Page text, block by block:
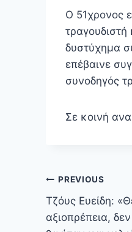
Ο 51χρονος
δυστύχημα
επέβαινε
συνοδηγός
Σε κοινή
Πλοήγηση
άρθρων
PREVIOUS
Τζόυς Ευείδη:
αξιοπρέπεια,